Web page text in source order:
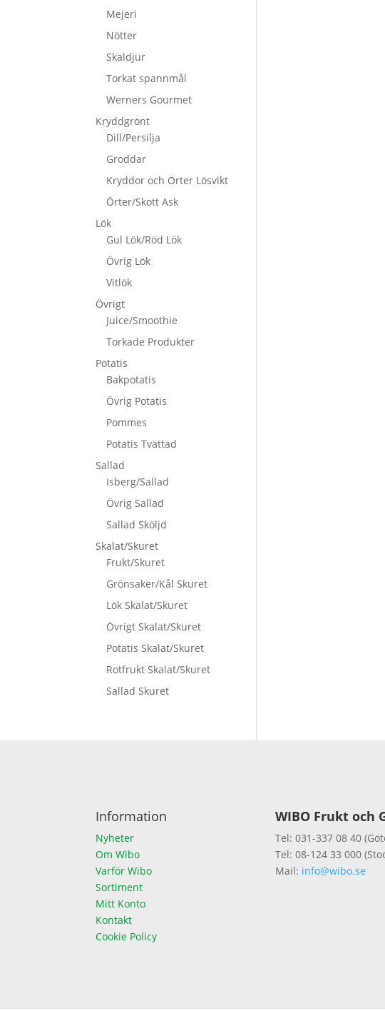
Mejeri
Nötter
Skaldjur
Torkat spannmål
Werners Gourmet
Kryddgrönt
Dill/Persilja
Groddar
Kryddor och Örter Lösvikt
Örter/Skott Ask
Lök
Gul Lök/Röd Lök
Övrig Lök
Vitlök
Övrigt
Juice/Smoothie
Torkade Produkter
Potatis
Bakpotatis
Övrig Potatis
Pommes
Potatis Tvättad
Sallad
Isberg/Sallad
Övrig Sallad
Sallad Sköljd
Skalat/Skuret
Frukt/Skuret
Grönsaker/Kål Skuret
Lök Skalat/Skuret
Övrigt Skalat/Skuret
Potatis Skalat/Skuret
Rotfrukt Skalat/Skuret
Sallad Skuret
Information
Nyheter
Om Wibo
Varför Wibo
Sortiment
Mitt Konto
Kontakt
Cookie Policy
WIBO Frukt och
Tel: 031-337 08 40
Tel: 08-124 33 000
Mail: info@wibo.se